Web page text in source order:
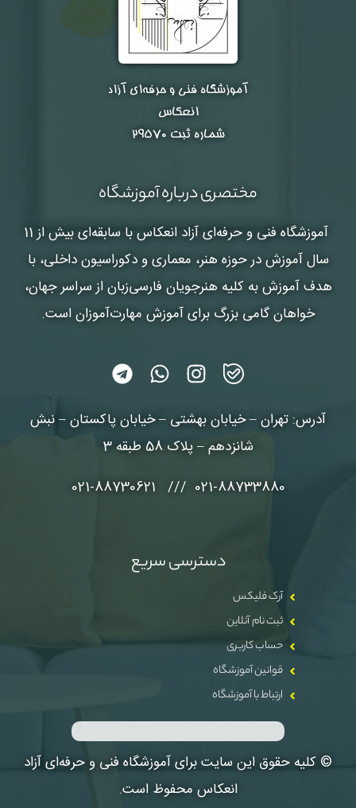
آموزشگاه فنی و حرفه‌ای آزاد
انعکاس
شماره ثبت ۲۹۵۷۰
مختصری درباره آموزشگاه
آموزشگاه فنی و حرفه‌ای آزاد انعکاس
با سابقه‌ای بیش از 11
سال آموزش در حوزه هنر، معماری و دکوراسیون داخلی، با
هدف آموزش به کلیه هنرجویان فارسی‌زبان از سراسر جهان،
خواهان گامی بزرگ برای آموزش مهارت‌آموزان است.
آدرس: تهران – خیابان بهشتی – خیابان پاکستان – نبش
شانزدهم – پلاک 58 طبقه 3
021-88733880 /// 021-88730621
دسترسی سریع
آرک فلیکس
ثبت نام آنلاین
حساب کاربری
قوانین آموزشگاه
ارتباط با آموزشگاه
© کلیه حقوق این سایت برای آموزشگاه فنی و حرفه‌ای آزاد
انعکاس محفوظ است.